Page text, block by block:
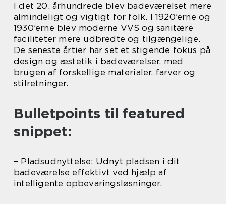
I det 20. århundrede blev badeværelset mere
almindeligt og vigtigt for folk. I 1920’erne og
1930’erne blev moderne VVS og sanitære
faciliteter mere udbredte og tilgængelige.
De seneste årtier har set et stigende fokus på
design og æstetik i badeværelser, med
brugen af forskellige materialer, farver og
stilretninger.
Bulletpoints til featured
snippet:
– Pladsudnyttelse: Udnyt pladsen i dit
badeværelse effektivt ved hjælp af
intelligente opbevaringsløsninger.